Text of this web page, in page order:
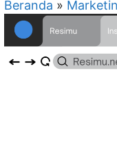
Beranda »